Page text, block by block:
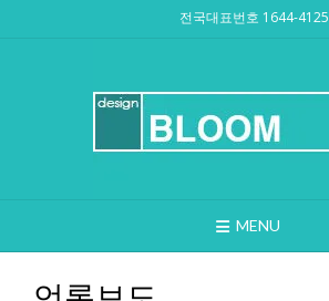
전국대표번호 1644-4125
MENU